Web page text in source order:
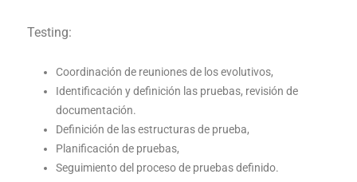
Testing:
Coordinación de reuniones de los evolutivos,
Identificación y definición las pruebas, revisión de
documentación.
Definición de las estructuras de prueba,
Planificación de pruebas,
Seguimiento del proceso de pruebas definido.